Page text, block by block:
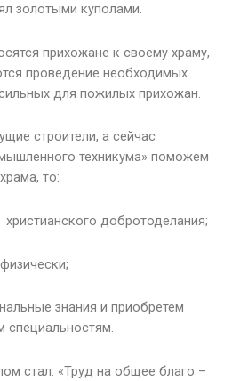
золотыми куполами.
прихожане к своему храму,
проведение необходимых
для пожилых прихожан.
строители, а сейчас
техникума» поможем
то:
добротоделания;
знания и приобретем
специальностям.
стал: «Труд на общее благо –